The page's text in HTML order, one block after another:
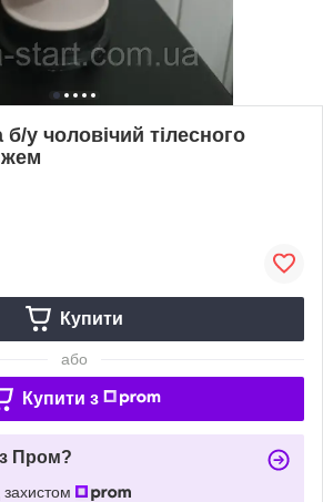
у чоловічий тілесного
Купити
або
Купити з
Пром?